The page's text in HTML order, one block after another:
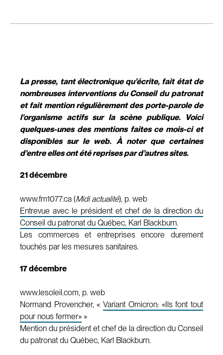
La presse, tant électronique qu’écrite, fait état de
nombreuses interventions du Conseil du patronat
et fait mention régulièrement des porte-parole de
l’organisme actifs sur la scène publique. Voici
quelques-unes des mentions faites ce mois-ci et
disponibles sur le web. À noter que certaines
d’entre elles ont été reprises par d’autres sites.
21 décembre
www.fm1077.ca (Midi actualité), p. web
Entrevue avec le président et chef de la direction du
Conseil du patronat du Québec, Karl Blackburn.
Les commerces et entreprises encore durement
touchés par les mesures sanitaires.
17 décembre
www.lesoleil.com, p. web
Normand Provencher, «Variant Omicron: «Ils font tout
pour nous fermer» »
Mention du président et chef de la direction du Conseil
du patronat du Québec, Karl Blackburn.